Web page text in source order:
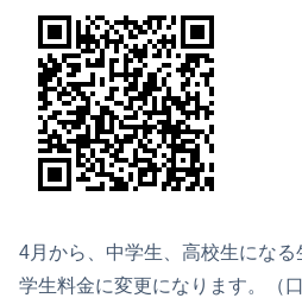
4月から、中学生、高校生にな
学生料金に変更になります。（